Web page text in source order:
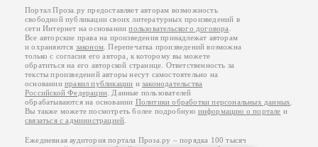
Портал Проза.ру предоставляет авторам возможность
свободной публикации своих литературных произведений в
сети Интернет на основаниипользовательского договора
Все авторские права на произведения принадлежат авторам
и охраняются законом . Перепечатка произведений возможна
только с согласия его автора, к которому вы можете
обратиться на его авторской странице. Ответственность за
тексты произведений авторы несут самостоятельно на
основанииправил публикации изаконодательства
Российской Федерации . Данные пользователей
обрабатываются на основании Политики обработки персональных данных
Вы также можете посмотреть более подробную информацию о портале и
связаться с администрацией
Ежедневная аудитория портала Проза.ру – порядка 100 тысяч